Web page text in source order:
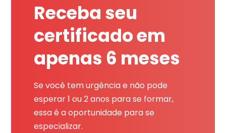
Receba seu
certificado em
apenas 6 meses
Se você tem urgência e não pode
esperar 1 ou 2 anos para se formar,
essa é a oportunidade para se
especializar.